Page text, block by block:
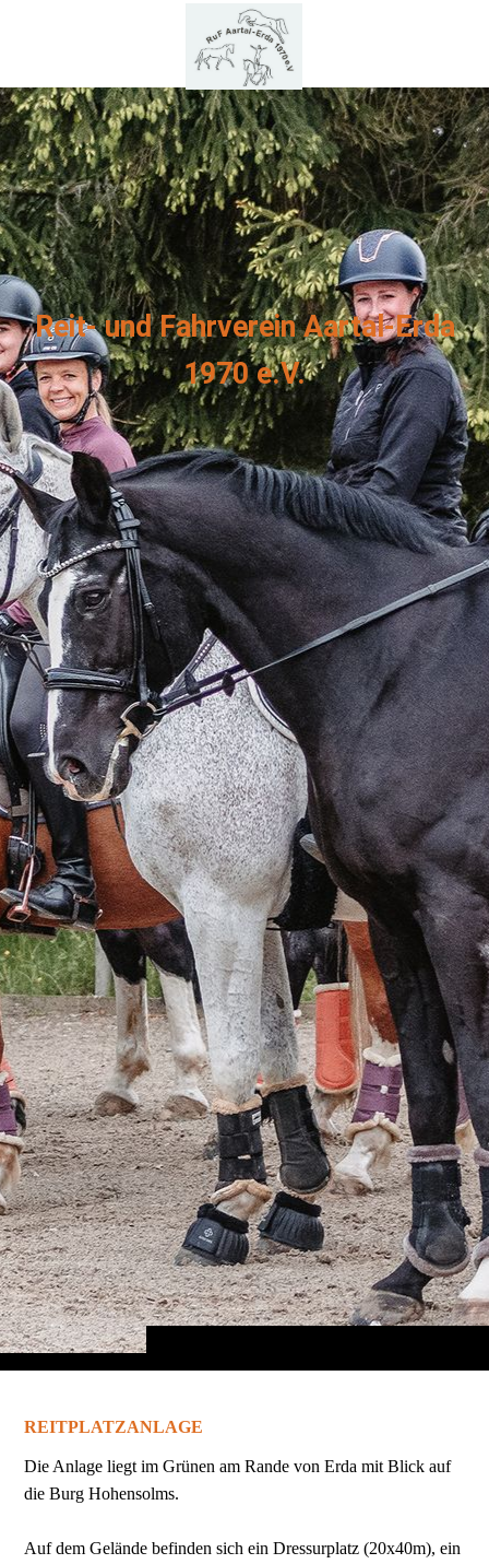
Reit- und Fahrverein Aartal-Erda
1970 e.V.
REITPLATZANLAGE
Die Anlage liegt im Grünen am Rande von Erda mit Blick auf
die Burg Hohensolms.
Auf dem Gelände befinden sich ein Dressurplatz (20x40m), ein